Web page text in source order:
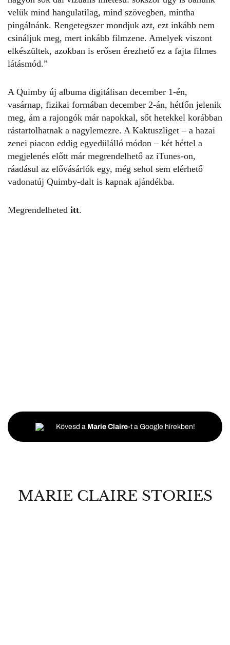
velük mind hangulatilag, mind szövegben, mintha
pingálnánk. Rengetegszer mondjuk azt, ezt inkább nem
csináljuk meg, mert inkább filmzene. Amelyek viszont
elkészültek, azokban is erősen érezhető ez a fajta filmes
látásmód.”
A Quimby új albuma digitálisan december 1-én,
vasárnap, fizikai formában december 2-án, hétfőn jelenik
meg, ám a rajongók már napokkal, sőt hetekkel korábban
rástartolhatnak a nagylemezre. A Kaktuszliget – a hazai
zenei piacon eddig egyedülálló módon – két héttel a
megjelenés előtt már megrendelhető az iTunes-on,
ráadásul az elővásárlók egy, még sehol sem elérhető
vadonatúj Quimby-dalt is kapnak ajándékba.
Megrendelheted itt.
Kövesd a Marie Claire-t a Google hírekben!
MARIE CLAIRE STORIES